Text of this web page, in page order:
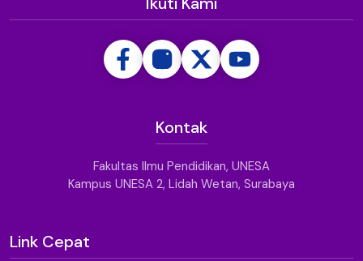
Ikuti Kami
Kontak
Fakultas Ilmu Pendidikan, UNESA
Kampus UNESA 2, Lidah Wetan, Surabaya
Link Cepat